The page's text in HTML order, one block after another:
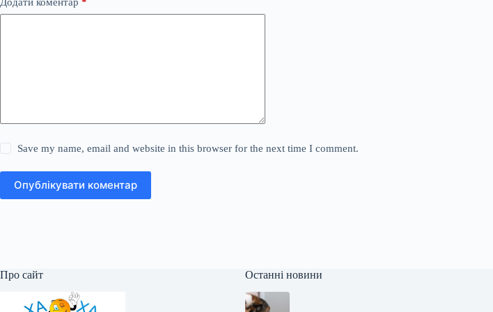
Додати коментар *
Save my name, email and website in this browser for the next time I comment.
Опублікувати коментар
Про сайт Останні новини